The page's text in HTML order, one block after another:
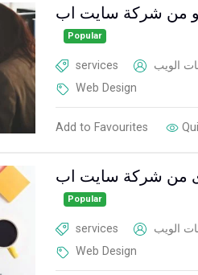
من شركة سايت اب
Popular
services الويب
Web Design
Add to Favourites
من شركة سايت اب
Popular
services الويب
Web Design